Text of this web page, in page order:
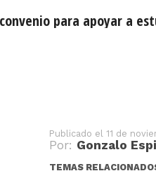
Lunes 10 de
para apoyar a
Publicado el 11 de
Por: Gonzalo
TEMAS